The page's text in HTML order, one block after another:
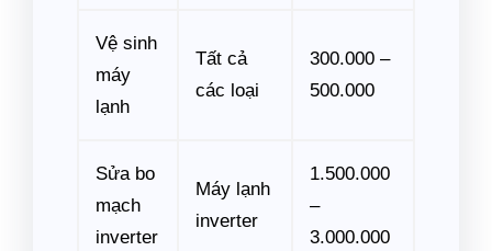
Vệ sinh
máy
lạnh
Tất cả
các loại
300.000 –
500.000
Sửa bo
mạch
inverter
Máy lạnh
inverter
1.500.000
–
3.000.000